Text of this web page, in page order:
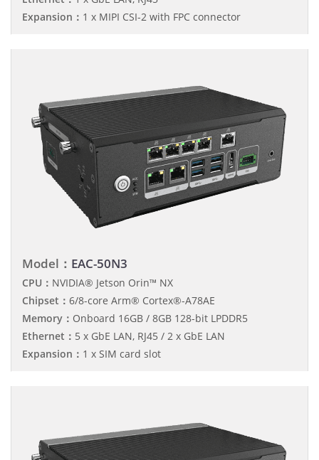
Expansion： 1 x MIPI CSI-2 with FPC connector
Model： EAC-50N3
CPU： NVIDIA® Jetson Orin™ NX
Chipset： 6/8-core Arm® Cortex®-A78AE
Memory： Onboard 16GB / 8GB 128-bit LPDDR5
Ethernet： 5 x GbE LAN, RJ45 / 2 x GbE LAN
Expansion： 1 x SIM card slot